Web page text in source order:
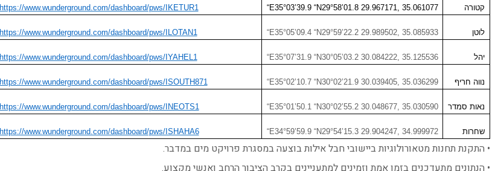
קטורה “E35°03’39.9 “N29°58’01.8 29.967171, 35.061077
https://www.wunderground.com/dashboard/pws/IKETUR1
לוטן “E35°05’09.4 “N29°59’22.2 29.989502, 35.085933
https://www.wunderground.com/dashboard/pws/ILOTAN1
יהל “E35°07’31.9 “N30°05’03.2 30.084222, 35.125536
https://www.wunderground.com/dashboard/pws/IYAHEL1
נווה חריף “E35°02’10.7 “N30°02’21.9 30.039405, 35.036299
https://www.wunderground.com/dashboard/pws/ISOUTH871
נאות סמדר “E35°01’50.1 “N30°02’55.2 30.048677, 35.030590
https://www.wunderground.com/dashboard/pws/INEOTS1
שחרות “E34°59’59.9 “N29°54’15.3 29.904247, 34.999972
https://www.wunderground.com/dashboard/pws/ISHAHA6
• התקנת תחנות מטאורולוגיות ביישובי חבל אילות בוצעה במסגרת פרויקט מים במדבר.